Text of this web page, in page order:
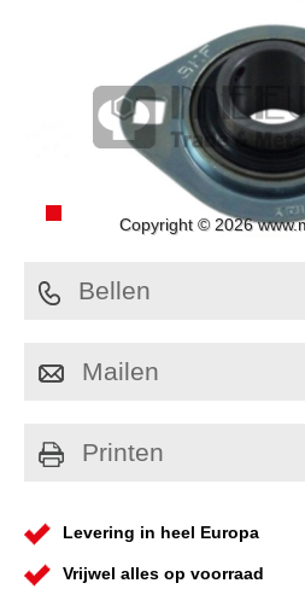
Copyright © 2026
Bellen
Mailen
Printen
Levering in heel Europa
Vrijwel alles op voorraad